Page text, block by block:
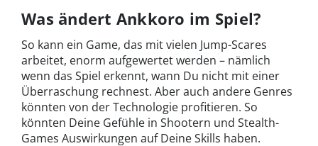
Was ändert Ankkoro im Spiel?
So kann ein Game, das mit vielen Jump-Scares
arbeitet, enorm aufgewertet werden – nämlich
wenn das Spiel erkennt, wann Du nicht mit einer
Überraschung rechnest. Aber auch andere Genres
könnten von der Technologie profitieren. So
könnten Deine Gefühle in Shootern und Stealth-
Games Auswirkungen auf Deine Skills haben.